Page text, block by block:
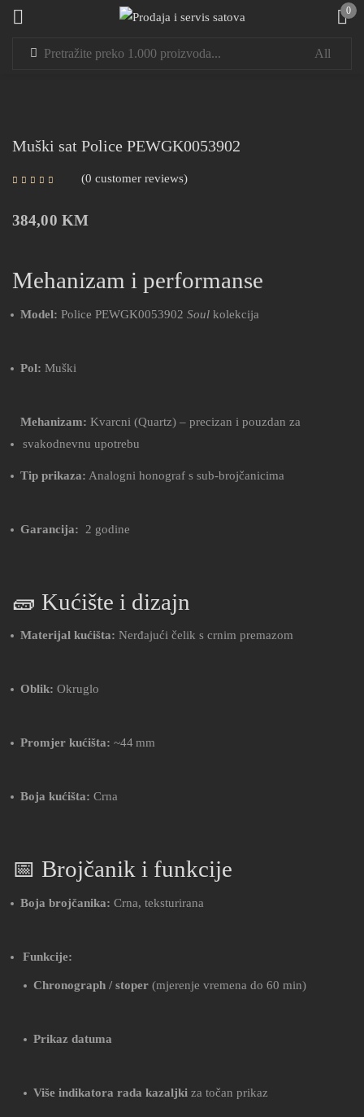
0
Muški sat Police PEWGK0053902
0 customer reviews
384,00 KM
Mehanizam i performanse
Model: Police PEWGK0053902 Soul kolekcija
Pol: Muški
Mehanizam: Kvarcni (Quartz) – precizan i pouzdan za
svakodnevnu upotrebu
Tip prikaza: Analogni honograf s sub‑brojčanicima
Garancija: 2 godine
🧱 Kućište i dizajn
Materijal kućišta: Nerđajući čelik s crnim premazom
Oblik: Okruglo
Promjer kućišta: ~44 mm
Boja kućišta: Crna
📅 Brojčanik i funkcije
Boja brojčanika: Crna, teksturirana
Funkcije:
Chronograph / stoper (mjerenje vremena do 60 min)
Prikaz datuma
Više indikatora rada kazaljki za točan prikaz
Sign in